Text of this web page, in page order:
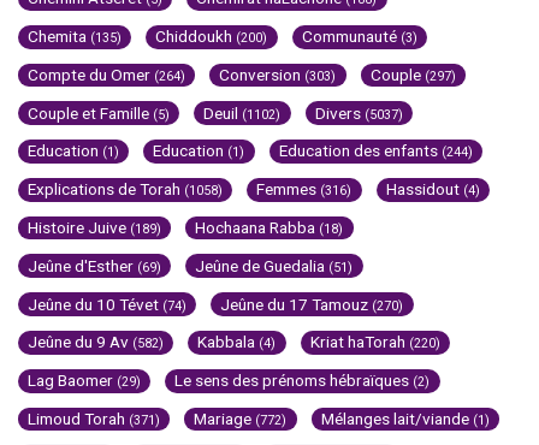
Chemita (135) Chiddoukh (200) Communauté (3)
Compte du Omer (264) Conversion (303) Couple (297)
Couple et Famille (5) Deuil (1102) Divers (5037)
Education (1) Education (1) Education des enfants (244)
Explications de Torah (1058) Femmes (316) Hassidout (4)
Histoire Juive (189) Hochaana Rabba (18)
Jeûne d'Esther (69) Jeûne de Guedalia (51)
Jeûne du 10 Tévet (74) Jeûne du 17 Tamouz (270)
Jeûne du 9 Av (582) Kabbala (4) Kriat haTorah (220)
Lag Baomer (29) Le sens des prénoms hébraïques (2)
Limoud Torah (371) Mariage (772) Mélanges lait/viande (1)